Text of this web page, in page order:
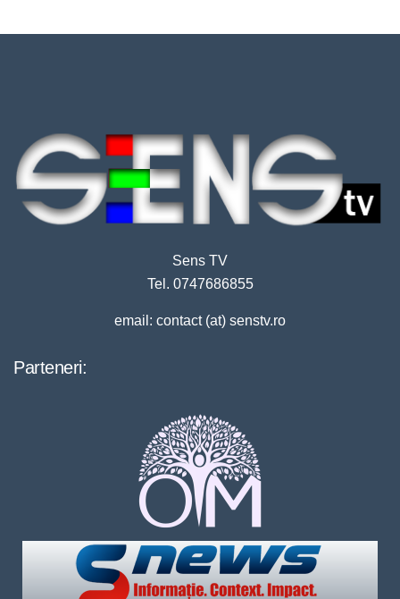
Sens TV
Tel. 0747686855
email: contact (at) senstv.ro
Parteneri: